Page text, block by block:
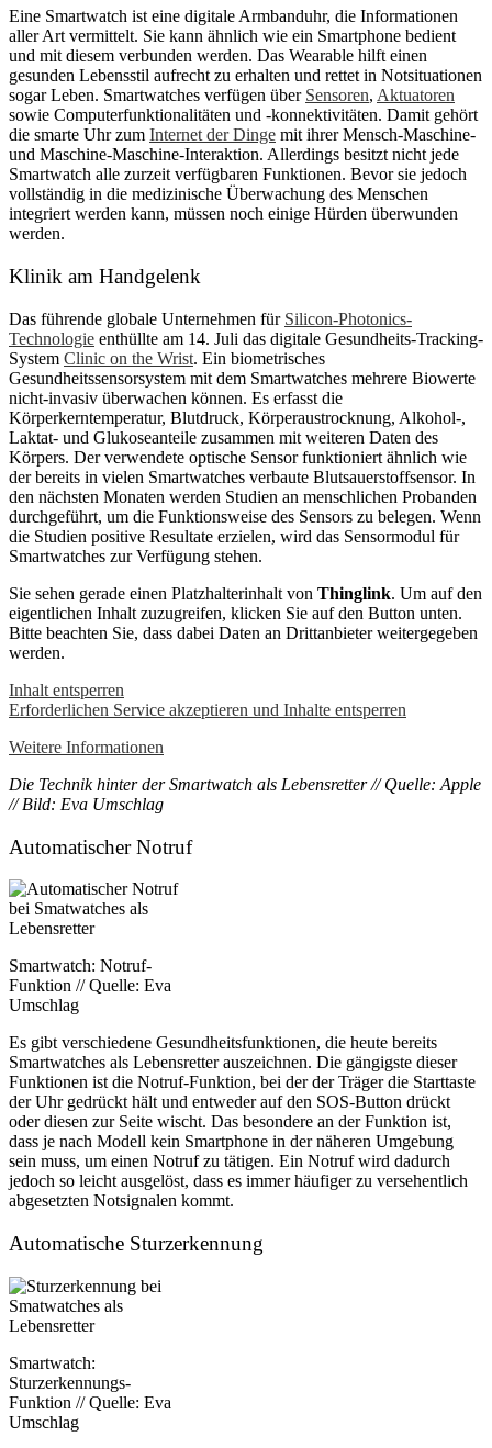
Eine Smartwatch ist eine digitale Armbanduhr, die Informationen
aller Art vermittelt. Sie kann ähnlich wie ein Smartphone bedient
und mit diesem verbunden werden. Das Wearable hilft einen
gesunden Lebensstil aufrecht zu erhalten und rettet in Notsituationen
sogar Leben. Smartwatches verfügen über Sensoren, Aktuatoren
sowie Computerfunktionalitäten und -konnektivitäten. Damit gehört
die smarte Uhr zum Internet der Dinge mit ihrer Mensch-Maschine-
und Maschine-Maschine-Interaktion. Allerdings besitzt nicht jede
Smartwatch alle zurzeit verfügbaren Funktionen​​​​​​. Bevor sie jedoch
vollständig in die medizinische Überwachung des Menschen
integriert werden kann, müssen noch einige Hürden überwunden
werden.
Klinik am Handgelenk
Das führende globale Unternehmen für Silicon-Photonics-
Technologie enthüllte am 14. Juli das digitale Gesundheits-Tracking-
System Clinic on the Wrist. Ein biometrisches
Gesundheitssensorsystem mit dem Smartwatches mehrere Biowerte
nicht-invasiv überwachen können. Es erfasst die
Körperkerntemperatur, Blutdruck, Körperaustrocknung, Alkohol-,
Laktat- und Glukoseanteile zusammen mit weiteren Daten des
Körpers. Der verwendete optische Sensor funktioniert ähnlich wie
der bereits in vielen Smartwatches verbaute Blutsauerstoffsensor. In
den nächsten Monaten werden Studien an menschlichen Probanden
durchgeführt, um die Funktionsweise des Sensors zu belegen. Wenn
die Studien positive Resultate erzielen, wird das Sensormodul für
Smartwatches zur Verfügung stehen.
Sie sehen gerade einen Platzhalterinhalt von Thinglink. Um auf den
eigentlichen Inhalt zuzugreifen, klicken Sie auf den Button unten.
Bitte beachten Sie, dass dabei Daten an Drittanbieter weitergegeben
werden.
Inhalt entsperren
Erforderlichen Service akzeptieren und Inhalte entsperren
Weitere Informationen
Die Technik hinter der Smartwatch als Lebensretter // Quelle: Apple
// Bild: Eva Umschlag
Automatischer Notruf
Smartwatch: Notruf-
Funktion // Quelle: Eva
Umschlag
Es gibt verschiedene Gesundheitsfunktionen, die heute bereits
Smartwatches als Lebensretter auszeichnen. Die gängigste dieser
Funktionen ist die Notruf-Funktion, bei der der Träger die Starttaste
der Uhr gedrückt hält und entweder auf den SOS-Button drückt
oder diesen zur Seite wischt. Das besondere an der Funktion ist,
dass je nach Modell kein Smartphone in der näheren Umgebung
sein muss, um einen Notruf zu tätigen. Ein Notruf wird dadurch
jedoch so leicht ausgelöst, dass es immer häufiger zu versehentlich
abgesetzten Notsignalen kommt.
Automatische Sturzerkennung
Smartwatch:
Sturzerkennungs-
Funktion // Quelle: Eva
Umschlag